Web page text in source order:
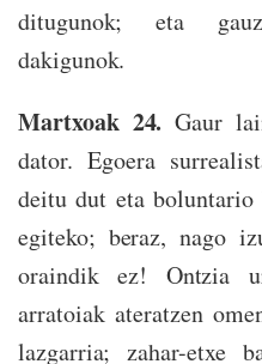
ditugunok; eta
dakigunok.
Martxoak 24.Gaur
dator. Egoera
deitu dut eta boluntario
egiteko; beraz, nago
oraindik ez! Ontzia
arratoiak ateratzen
lazgarria; zahar-etxe